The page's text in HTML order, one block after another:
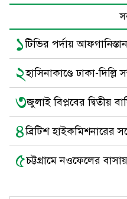
১টিভির পর্দায়
২হাসিনাকাণ্ডে ঢাকা-
৩জুলাই বিপ্লবের দ্বিতীয়
৪ব্রিটিশ হাইকমিশনারের
৫চট্টগ্রামে নওফেলের